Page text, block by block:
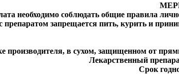
необходимо соблюдать общие правила
препаратом запрещается пить, курить и
производителя, в сухом, защищенном от
Лекарственный
Срок